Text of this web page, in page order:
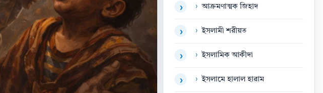
› › আক্রমণাত্মক জিহাদ
› › ইসলামী শরীয়ত
› › ইসলামিক আকীদা
› › ইসলামে হালাল হারাম